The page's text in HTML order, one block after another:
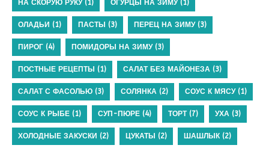
НА СКОРУЮ РУКУ (1) ОГУРЦЫ НА ЗИМУ (1)
ОЛАДЬИ (1) ПАСТЫ (3) ПЕРЕЦ НА ЗИМУ(3)
ПИРОГ (4) ПОМИДОРЫ НА ЗИМУ(3)
ПОСТНЫЕ РЕЦЕПТЫ (1) САЛАТ БЕЗ МАЙОНЕЗА (3)
САЛАТ С ФАСОЛЬЮ (3) СОЛЯНКА (2) СОУС К МЯСУ(1)
СОУС К РЫБЕ (1) СУП-ПЮРЕ (4) ТОРТ(7) УХА (3)
ХОЛОДНЫЕ ЗАКУСКИ (2) ЦУКАТЫ (2) ШАШЛЫК (2)